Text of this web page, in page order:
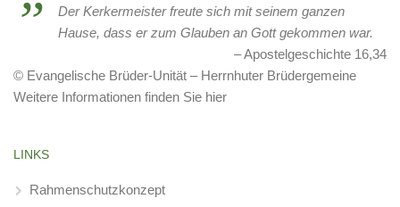
Der Kerkermeister freute sich mit seinem ganzen
Hause, dass er zum Glauben an Gott gekommen war.
Apostelgeschichte 16,34
© Evangelische Brüder-Unität – Herrnhuter Brüdergemeine
Weitere Informationen finden Sie hier
LINKS
Rahmenschutzkonzept